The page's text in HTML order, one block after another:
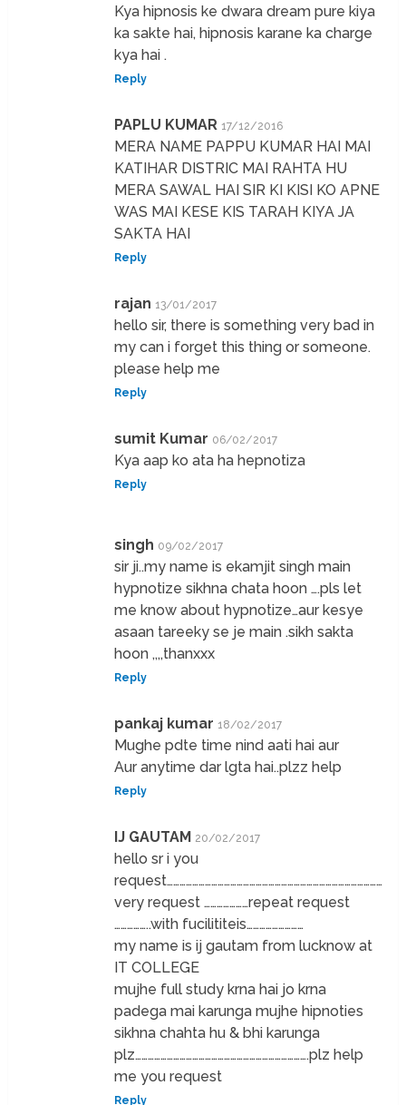
Kya hipnosis ke dwara dream pure kiya
ka sakte hai, hipnosis karane ka charge
kya hai .
Reply
PAPLU KUMAR 17/12/2016
MERA NAME PAPPU KUMAR HAI MAI
KATIHAR DISTRIC MAI RAHTA HU
MERA SAWAL HAI SIR KI KISI KO APNE
WAS MAI KESE KIS TARAH KIYA JA
SAKTA HAI
Reply
rajan 13/01/2017
hello sir, there is something very bad in
my can i forget this thing or someone.
please help me
Reply
sumit Kumar 06/02/2017
Kya aap ko ata ha hepnotiza
Reply
singh 09/02/2017
sir ji..my name is ekamjit singh main
hypnotize sikhna chata hoon ….pls let
me know about hypnotize…aur kesye
asaan tareeky se je main .sikh sakta
hoon ,,,,thanxxx
Reply
pankaj kumar 18/02/2017
Mughe pdte time nind aati hai aur
Aur anytime dar lgta hai..plzz help
Reply
IJ GAUTAM 20/02/2017
hello sr i you
very request …………………repeat request
……………..with fucilititeis………………………
my name is ij gautam from lucknow at
IT COLLEGE
mujhe full study krna hai jo krna
padega mai karunga mujhe hipnoties
sikhna chahta hu & bhi karunga
plz……………………………………………………………………….plz help
me you request
Reply